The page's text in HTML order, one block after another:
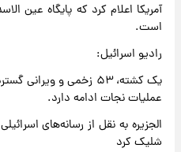
آمریکا اعلام کرد که پایگاه عین
است.
رادیو اسرائیل:
یک کشته، ۵۳ زخمی و ویرانی
عملیات نجات ادامه دارد.
شلیک کرد